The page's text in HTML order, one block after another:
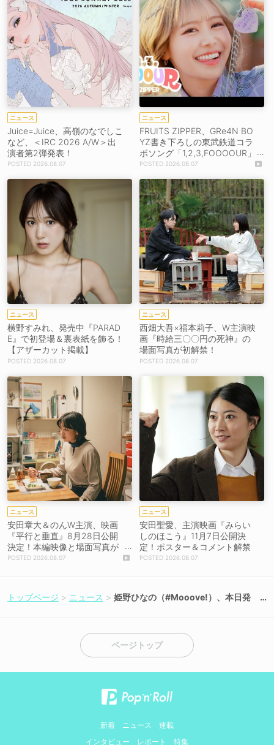
ニュース
Juice=Juice、高嶺のなでしこ
など、＜IRC 2026 A/W＞出
演者第2弾発表！
2026.08.07
ニュース
FRUITS ZIPPER、GRe4N BO
YZ書き下ろしの東武鉄道コラ
ボソング「1,2,3,FOOOOUR」
をリリース＆MV公開！
2026.08.07
ニュース
横野すみれ、発売中『PARAD
E』で初登場＆裏表紙を飾る！
【アザーカット掲載】
2026.08.07
ニュース
西畑大吾×福本莉子、W主演映
画『時給三〇〇円の死神』の
場面写真が初解禁！
2026.08.07
ニュース
安田章大＆のんW主演、映画
『平行と垂直』8月28日公開
決定！本編映像と場面写真が
初解禁！2026.08.07
ニュース
安田聖愛、主演映画『みらい
しのほこう』11月7日公開決
定！ポスター＆コメント解禁
2026.08.07
トップページ ニュース
姫野ひなの（#Mooove!）、本日発
ページトップ
新着 ニュース
連載
インタビュー
レポート 特集